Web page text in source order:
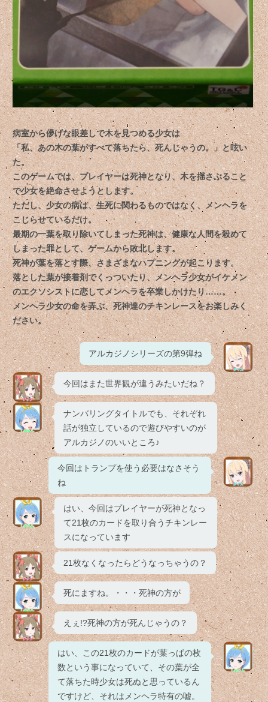
病室から儚げな眼差しで木を見つめる少女は
「私、あの木の葉がすべて落ちたら、死んじゃうの。」と呟い
た。
このゲームでは、プレイヤーは死神となり、木を揺さぶること
で少女を絶命させようとします。
ただし、少女の病は、生死に関わるものではなく、メンヘラを
こじらせているだけ。
最期の一葉を取り除いてしまった死神は、健康な人間を殺めて
しまった罪として、ゲームから敗北します。
死神が葉を落とす際、さまざまなハプニングが起こります。
落とした葉が接着剤でくっついたり、メンヘラ少女がイケメン
のエクソシストに恋してメンヘラを卒業しかけたり……。
メンヘラ少女の命を弄ぶ、死神達のチキンレースをお楽しみく
ださい。
アルカジノシリーズの第9弾ね
今回はまた世界観が違うみたいだね？
ナンバリングタイトルでも、それぞれ
話が独立しているので遊びやすいのが
アルカジノのいいところ♪
今回はトランプを使う必要はなさそう
ね
はい、今回はプレイヤーが死神となっ
て21枚のカードを取り合うチキンレー
スになっています
21枚なくなったらどうなっちゃうの？
死にますね。・・・死神の方が
えぇ!?死神の方が死んじゃうの？
はい、この21枚のカードが葉っぱの枚
数という事になっていて、その葉が全
て落ちた時少女は死ぬと思っているん
ですけど、それはメンヘラ特有の嘘。